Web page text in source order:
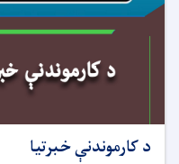
د کارموندنې خبرتیا